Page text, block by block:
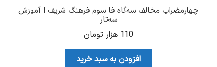
چهارمضراب مخالف سه‌گاه فا سوم فرهنگ شریف | آموزش
سه‌تار
110 هزار تومان
افزودن به سبد خرید